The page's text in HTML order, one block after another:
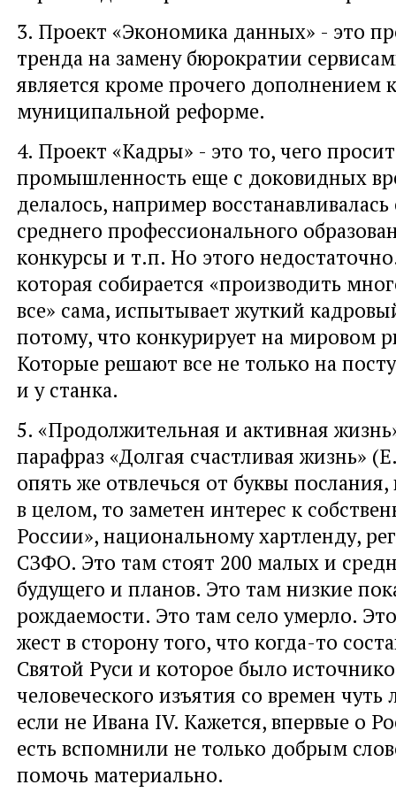
3. Проект «Экономика данных» - это
тренда на замену бюрократии
является кроме прочего дополнением
муниципальной реформе.
4. Проект «Кадры» - это то, чего просит
промышленность еще с доковидных
делалось, например
среднего профессионального
конкурсы и т.п. Но этого
которая собирается «производить
все» сама, испытывает жуткий
потому, что конкурирует на мировом
Которые решают все не только на
и у станка.
5. «Продолжительная и активная
парафраз «Долгая счастливая жизнь»
опять же отвлечься от буквы послания,
в целом, то заметен интерес к
России», национальному хартленду,
СЗФО. Это там стоят 200 малых и
будущего и планов. Это там низкие
рождаемости. Это там село умерло.
жест в сторону того, что когда-то
Святой Руси и которое было
человеческого изъятия со времен чуть
если не Ивана IV. Кажется, впервые о
есть вспомнили не только добрым
помочь материально.